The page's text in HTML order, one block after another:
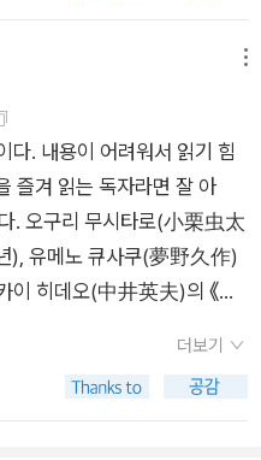
착된 것으로 보인다. 일본 추
시아 전체에 영향을 줬기 때
총칭으로 대부분 <추리소설
스터리 소설의 역사를 엿볼
잘 알려진 미국의 유명 작가
해 ‘스릴러&서스펜스와 미
&서스펜스는 다음과 같은 질
어날 것인가?’ 고전적인 미
에 무슨 일이 일어났는가?’
인공이 풀어가는 퍼즐입니다.
해 현재 접하는 모든 매체 속
만장한 국내 미스터리 시장을
을 풀어내기 위해 나름 최선
르의 개론을 어느 정도 이해
찾으며 자신만의 각론을 만들
이 글을 읽고 미스터리 장르
, 그보다 좋은 일은 없을 것이
관심이 있지만 추리 소설이
의 책들을 읽어야 될지 잘 모
다. 내용이 어려워서 읽기 힘
즐겨 읽는 독자라면 잘 아
. 오구리 무시타로(小栗虫太
), 유메노 큐사쿠(夢野久作)
이 히데오(中井英夫)의 《허
(북로드, 2011년)올해가 《흑
더보기